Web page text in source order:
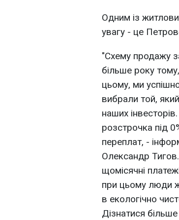
Одним із
увагу - це
"Схему продажу
більше року
цьому, ми
вибрали той,
наших
розстрочка під
переплат, -
Олександр
щомісячні
при цьому люди
в екологічно
Дізнатися